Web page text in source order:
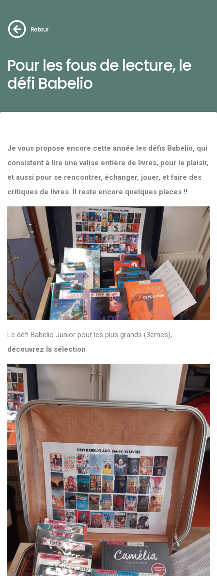
Retour
Pour les fous de lecture, le
défi Babelio
Je vous propose encore cette année les défis Babelio, qui
consistent à lire une valise entière de livres, pour le plaisir,
et aussi pour se rencontrer, échanger, jouer, et faire des
critiques de livres. Il reste encore quelques places !!
Le défi Babelio Junior pour les plus grands (3èmes),
découvrez la sélection